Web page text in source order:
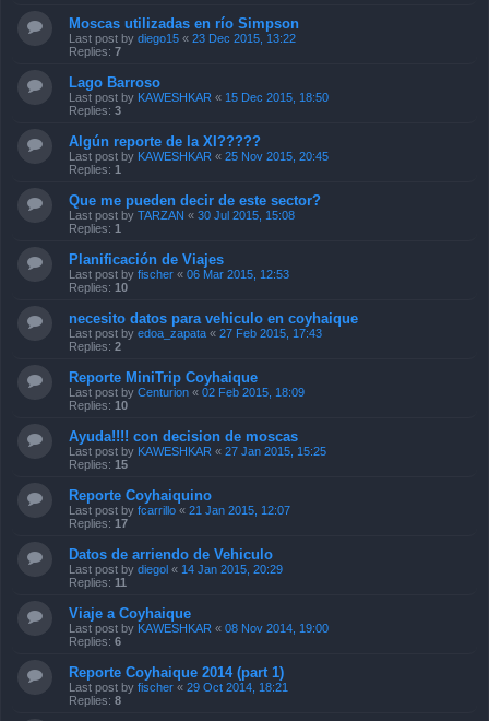
Moscas utilizadas en río Simpson
Last post by diego15 « 23 Dec 2015, 13:22
Replies: 7
Lago Barroso
Last post by KAWESHKAR « 15 Dec 2015, 18:50
Replies: 3
Algún reporte de la XI?????
Last post by KAWESHKAR « 25 Nov 2015, 20:45
Replies: 1
Que me pueden decir de este sector?
Last post by TARZAN « 30 Jul 2015, 15:08
Replies: 1
Planificación de Viajes
Last post by fischer « 06 Mar 2015, 12:53
Replies: 10
necesito datos para vehiculo en coyhaique
Last post by edoa_zapata « 27 Feb 2015, 17:43
Replies: 2
Reporte MiniTrip Coyhaique
Last post by Centurion « 02 Feb 2015, 18:09
Replies: 10
Ayuda!!!! con decision de moscas
Last post by KAWESHKAR « 27 Jan 2015, 15:25
Replies: 15
Reporte Coyhaiquino
Last post by fcarrillo « 21 Jan 2015, 12:07
Replies: 17
Datos de arriendo de Vehiculo
Last post by diegol « 14 Jan 2015, 20:29
Replies: 11
Viaje a Coyhaique
Last post by KAWESHKAR « 08 Nov 2014, 19:00
Replies: 6
Reporte Coyhaique 2014 (part 1)
Last post by fischer « 29 Oct 2014, 18:21
Replies: 8